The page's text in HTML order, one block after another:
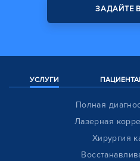
ЗАДАЙТЕ
УСЛУГИ
Полная
Лазерная
Хирургия